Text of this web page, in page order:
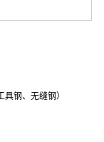
钢、无缝钢）